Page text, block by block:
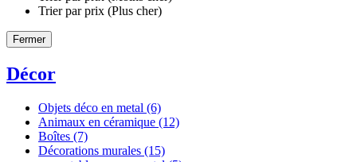
Trier par prix (Plus cher)
Fermer
Décor
Objets déco en metal (6)
Animaux en céramique (12)
Boîtes (7)
Décorations murales (15)